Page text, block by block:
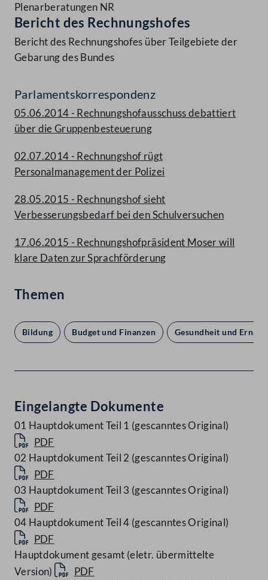
Plenarberatungen NR
Bericht des Rechnungshofes
Bericht des Rechnungshofes über Teilgebiete der
Gebarung des Bundes
Parlamentskorrespondenz
05.06.2014 - Rechnungshofausschuss debattiert
über die Gruppenbesteuerung
02.07.2014 - Rechnungshof rügt
Personalmanagement der Polizei
28.05.2015 - Rechnungshof sieht
Verbesserungsbedarf bei den Schulversuchen
17.06.2015 - Rechnungshofpräsident Moser will
klare Daten zur Sprachförderung
Themen
Bildung Budget und Finanzen Gesundheit und
Eingelangte Dokumente
01 Hauptdokument Teil 1 (gescanntes Original)
PDF
02 Hauptdokument Teil 2 (gescanntes Original)
PDF
03 Hauptdokument Teil 3 (gescanntes Original)
PDF
04 Hauptdokument Teil 4 (gescanntes Original)
PDF
Hauptdokument gesamt (eletr. übermittelte
Version)
PDF